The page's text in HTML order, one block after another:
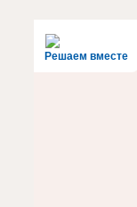
Решаем вместе